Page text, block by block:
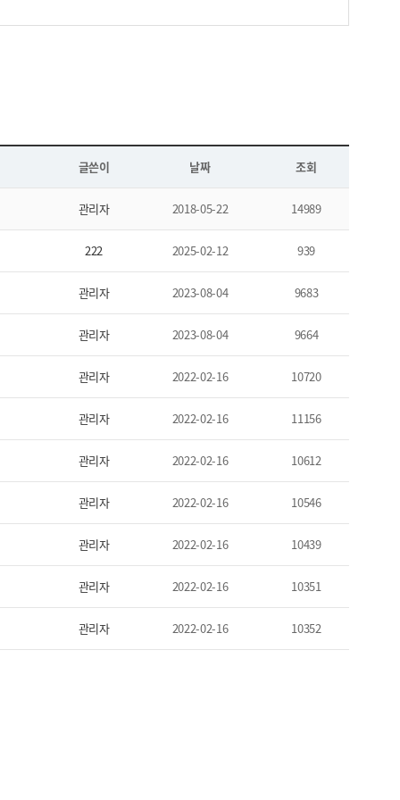
글쓴이 날짜 조회
관리자 2018-05-22 14989
222 2025-02-12 939
관리자 2023-08-04 9683
관리자 2023-08-04 9664
관리자 2022-02-16 10720
관리자 2022-02-16 11156
관리자 2022-02-16 10612
관리자 2022-02-16 10546
관리자 2022-02-16 10439
관리자 2022-02-16 10351
관리자 2022-02-16 10352